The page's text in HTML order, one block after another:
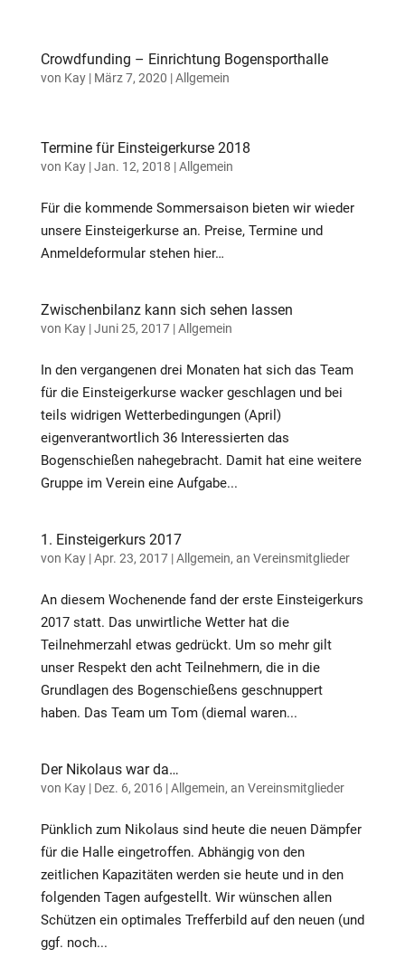
Crowdfunding – Einrichtung Bogensporthalle
von Kay| März 7, 2020 |Allgemein
Termine für Einsteigerkurse 2018
von Kay|Jan. 12, 2018 |Allgemein
Für die kommende Sommersaison bieten wir wieder
unsere Einsteigerkurse an. Preise, Termine und
Anmeldeformular stehen hier…
Zwischenbilanz kann sich sehen lassen
von Kay|Juni 25, 2017|Allgemein
In den vergangenen drei Monaten hat sich das Team
für die Einsteigerkurse wacker geschlagen und bei
teils widrigen Wetterbedingungen (April)
eigenverantwortlich 36 Interessierten das
Bogenschießen nahegebracht. Damit hat eine weitere
Gruppe im Verein eine Aufgabe...
1. Einsteigerkurs 2017
von Kay|Apr. 23, 2017|Allgemein, an Vereinsmitglieder
An diesem Wochenende fand der erste Einsteigerkurs
2017 statt. Das unwirtliche Wetter hat die
Teilnehmerzahl etwas gedrückt. Um so mehr gilt
unser Respekt den acht Teilnehmern, die in die
Grundlagen des Bogenschießens geschnuppert
haben. Das Team um Tom (diemal waren...
Der Nikolaus war da…
von Kay| Dez. 6, 2016 |Allgemein, an Vereinsmitglieder
Pünklich zum Nikolaus sind heute die neuen Dämpfer
für die Halle eingetroffen. Abhängig von den
zeitlichen Kapazitäten werden sie heute und in den
folgenden Tagen aufgestellt. Wir wünschen allen
Schützen ein optimales Trefferbild auf den neuen (und
ggf. noch...